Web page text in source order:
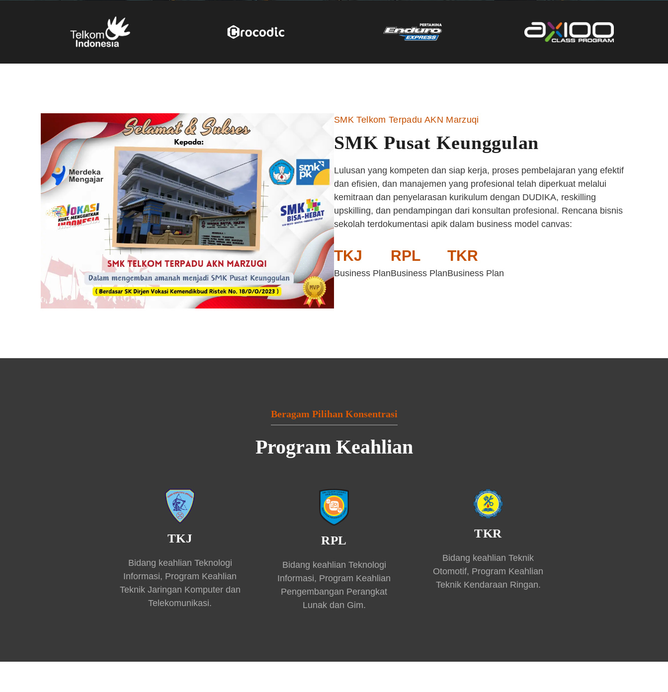
SMK Telkom Terpadu AKN Marzuqi
SMK Pusat Keunggulan
Lulusan yang kompeten dan siap kerja, proses pembelajaran yang efektif
dan efisien, dan manajemen yang profesional telah diperkuat melalui
kemitraan dan penyelarasan kurikulum dengan DUDIKA, reskilling
upskilling, dan pendampingan dari konsultan profesional. Rencana bisnis
sekolah terdokumentasi apik dalam business model canvas:
TKJ
Business Plan
RPL
Business Plan
TKR
Business Plan
Beragam Pilihan Konsentrasi
Program Keahlian
TKJ
Bidang keahlian Teknologi
Informasi, Program Keahlian
Teknik Jaringan Komputer dan
Telekomunikasi.
RPL
Bidang keahlian Teknologi
Informasi, Program Keahlian
Pengembangan Perangkat
Lunak dan Gim.
TKR
Bidang keahlian Teknik
Otomotif, Program Keahlian
Teknik Kendaraan Ringan.